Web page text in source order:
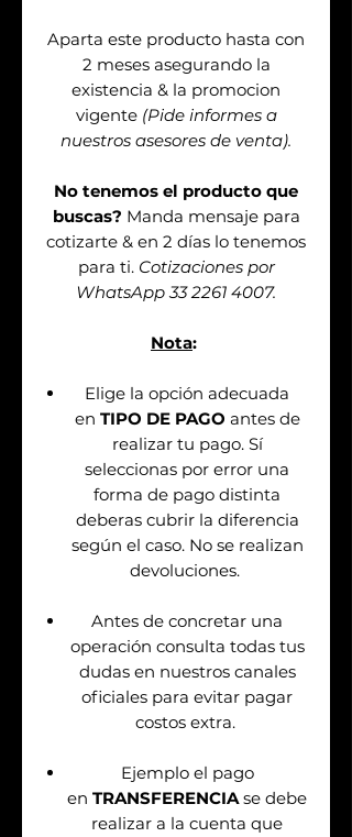
Aparta este producto hasta con
2 meses asegurando la
existencia & la promocion
vigente (Pide informes a
nuestros asesores de venta).
No tenemos el producto que
buscas? Manda mensaje para
cotizarte & en 2 días lo tenemos
para ti. Cotizaciones por
WhatsApp 33 2261 4007.
Nota:
Elige la opción adecuada
en TIPO DE PAGO antes de
realizar tu pago. Sí
seleccionas por error una
forma de pago distinta
deberas cubrir la diferencia
según el caso. No se realizan
devoluciones.
Antes de concretar una
operación consulta todas tus
dudas en nuestros canales
oficiales para evitar pagar
costos extra.
Ejemplo el pago
en TRANSFERENCIAse debe
realizar a la cuenta que